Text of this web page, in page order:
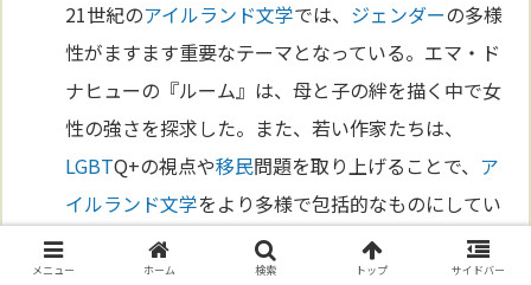
21世紀のアイルランド文学では、 ジェンダーの多様
性がますます重要なテーマとなっている。エマ・ド
ナヒューの『ルーム』は、母と子の絆を描く中で女
性の強さを探求した。また、若い作家たちは、
LGBTQ+の視点や移民問題を取り上げることで、 ア
イルランド文学をより多様で包括的なものにしてい
る。これにより、女性や ジェンダーに関する物語
メニュー ホーム 検索 トップ サイドバー